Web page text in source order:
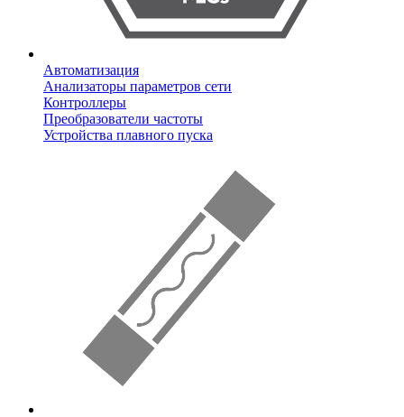
Автоматизация
Анализаторы параметров сети
Контроллеры
Преобразователи частоты
Устройства плавного пуска